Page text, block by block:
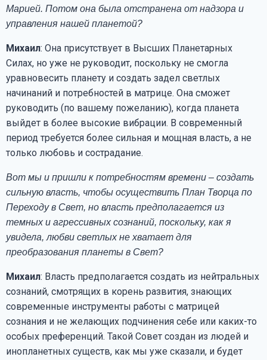
Марией. Потом она была отстранена от надзора и
управления нашей планетой?
Михаил: Она присутствует в Высших Планетарных
Силах, но уже не руководит, поскольку не смогла
уравновесить планету и создать задел светлых
начинаний и потребностей в матрице. Она сможет
руководить (по вашему пожеланию), когда планета
выйдет в более высокие вибрации. В современный
период требуется более сильная и мощная власть, а не
только любовь и сострадание.
Вот мы и пришли к потребностям времени – создать
сильную власть, чтобы осуществить План Творца по
Переходу в Свет, но власть предполагается из
темных и агрессивных сознаний, поскольку, как я
увидела, любви светлых не хватает для
преобразования планеты в Свет?
Михаил: Власть предполагается создать из нейтральных
сознаний, смотрящих в корень развития, знающих
современные инструменты работы с матрицей
сознания и не желающих подчинения себе или каких-то
особых преференций. Такой Совет создан из людей и
инопланетных существ, как мы уже сказали, и будет